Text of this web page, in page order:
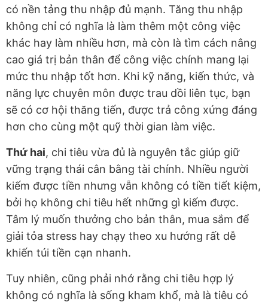
có nền tảng thu nhập đủ mạnh. Tăng thu nhập
không chỉ có nghĩa là làm thêm một công việc
khác hay làm nhiều hơn, mà còn là tìm cách nâng
cao giá trị bản thân để công việc chính mang lại
mức thu nhập tốt hơn. Khi kỹ năng, kiến thức, và
năng lực chuyên môn được trau dồi liên tục, bạn
sẽ có cơ hội thăng tiến, được trả công xứng đáng
hơn cho cùng một quỹ thời gian làm việc.
Thứ hai, chi tiêu vừa đủ là nguyên tắc giúp giữ
vững trạng thái cân bằng tài chính. Nhiều người
kiếm được tiền nhưng vẫn không có tiền tiết kiệm,
bởi họ không chi tiêu hết những gì kiếm được.
Tâm lý muốn thưởng cho bản thân, mua sắm để
giải tỏa stress hay chạy theo xu hướng rất dễ
khiến túi tiền cạn nhanh.
Tuy nhiên, cũng phải nhớ rằng chi tiêu hợp lý
không có nghĩa là sống kham khổ, mà là tiêu có